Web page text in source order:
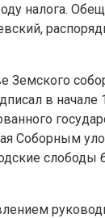
налога.
в начале
Соборным
слободы